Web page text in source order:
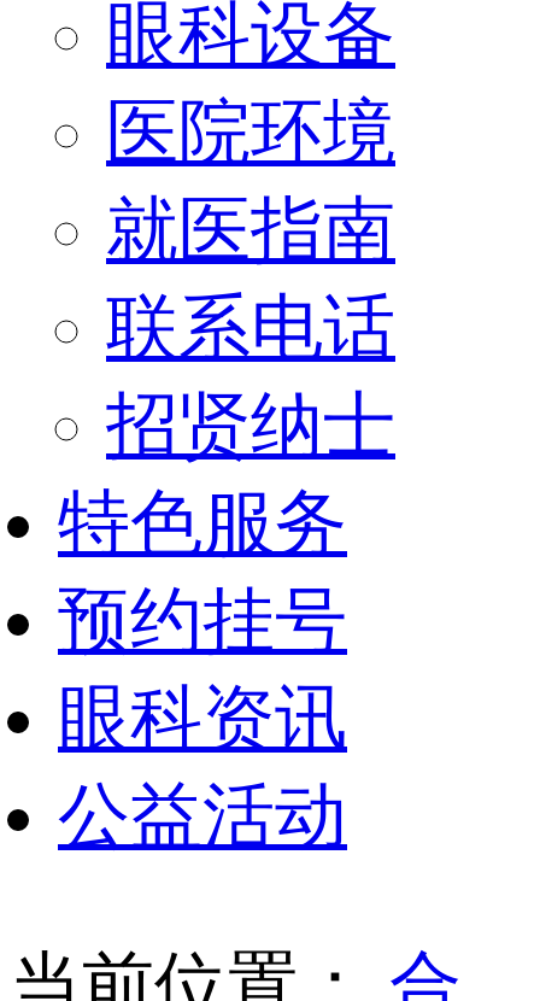
眼科设备
医院环境
就医指南
联系电话
招贤纳士
特色服务
预约挂号
眼科资讯
公益活动